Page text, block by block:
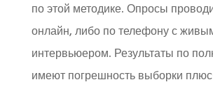
по этой методике. Опросы
онлайн, либо по телефону с
интервьюером. Результаты по
имеют погрешность выборки